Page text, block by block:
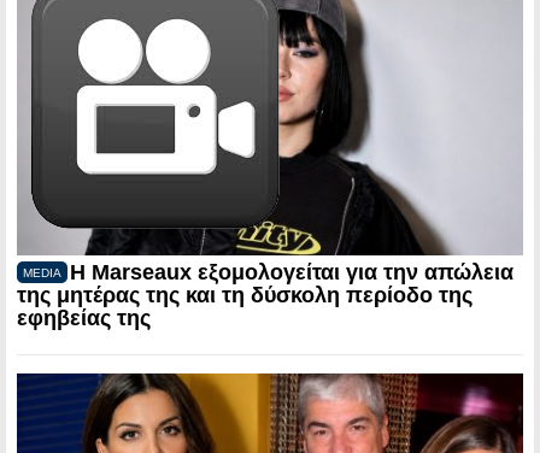
MEDIA
Η Marseaux εξομολογείται για την απώλεια
της μητέρας της και τη δύσκολη περίοδο της
εφηβείας της